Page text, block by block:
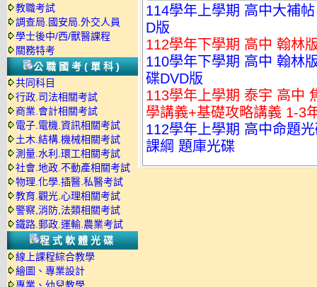
教職考試
調查局.國安局.外交人員
學士後中/西/獸醫課程
關務特考
公職國考(單科)
共同科目
行政.司法相關考試
商業.會計相關考試
電子.電機.資訊相關考試
土木.結構.機械相關考試
測量.水利.環工相關考試
社會.地政.不動產相關考試
物理.化學.插醫.私醫考試
教育.觀光.心理相關考試
警察,消防,法類相關考試
鐵路.郵政.運輸.農業考試
程式軟體光碟
線上課程綜合教學
繪圖、專業設計
114學年上學期 高中大補
D版
112學年下學期 高中 翰林
110學年下學期 高中 翰林
碟DVD版
113學年上學期 泰宇 高中
學講義+基礎攻略講義 1-3
112學年上學期 高中命題
課綱 題庫光碟